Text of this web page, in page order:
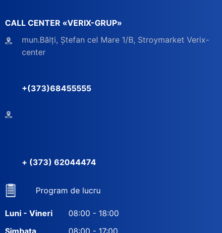
CALL CENTER «VERIX-GRUP»
mun.Bălți, Ștefan cel Mare 1/B, Stroymarket Verix-
center
+(373)68455555
+ (373) 62044474
Program de lucru
Luni - Vineri
08:00 - 18:00